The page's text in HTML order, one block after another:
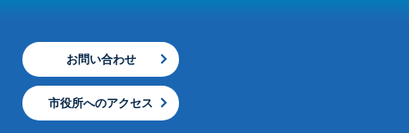
お問い合わせ
市役所へのアクセス